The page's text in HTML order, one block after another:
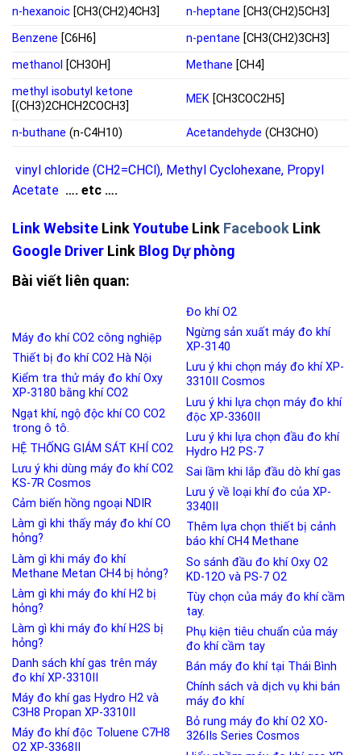
n-hexanoic [CH3(CH2)4CH3] n-heptane [CH3(CH2)5CH3]
Benzene [C6H6] n-pentane [CH3(CH2)3CH3]
methanol [CH3OH] Methane [CH4]
methyl isobutyl ketone
[(CH3)2CHCH2COCH3]
MEK [CH3COC2H5]
n-buthane (n-C4H10) Acetandehyde (CH3CHO)
vinyl chloride (CH2=CHCl), Methyl Cyclohexane, Propyl
Acetate …. etc ….
LinkWebsite LinkYoutube Link Facebook Link
Google Driver Link Blog Dự phòng
Bài viết liên quan:
Máy đo khí CO2 công nghiệp
Thiết bị đo khí CO2 Hà Nội
Kiểm tra thử máy đo khí Oxy
XP-3180 bằng khí CO2
Ngạt khí, ngộ độc khí CO CO2
trong ô tô.
HỆ THỐNG GIÁM SÁT KHÍ CO2
Lưu ý khi dùng máy đo khí CO2
KS-7R Cosmos
Cảm biến hồng ngoại NDIR
Làm gì khi thấy máy đo khí CO
hỏng?
Làm gì khi máy đo khí
Methane Metan CH4 bị hỏng?
Làm gì khi máy đo khí H2 bị
hỏng?
Làm gì khi máy đo khí H2S bị
hỏng?
Danh sách khí gas trên máy
đo khí XP-3310II
Máy đo khí gas Hydro H2 và
C3H8 Propan XP-3310II
Máy đo khí độc Toluene C7H8
O2 XP-3368II
Đo khí O2
Ngừng sản xuất máy đo khí
XP-3140
Lưu ý khi chọn máy đo khí XP-
3310II Cosmos
Lưu ý khi lựa chọn máy đo khí
độc XP-3360II
Lưu ý khi lựa chọn đầu đo khí
Hydro H2 PS-7
Sai lầm khi lắp đầu dò khí gas
Lưu ý về loại khí đo của XP-
3340II
Thêm lựa chọn thiết bị cảnh
báo khí CH4 Methane
So sánh đầu đo khí Oxy O2
KD-12O và PS-7 O2
Tùy chọn của máy đo khí cầm
tay.
Phụ kiện tiêu chuẩn của máy
đo khí cầm tay
Bán máy đo khí tại Thái Bình
Chính sách và dịch vụ khi bán
máy đo khí
Bỏ rung máy đo khí O2 XO-
326IIs Series Cosmos